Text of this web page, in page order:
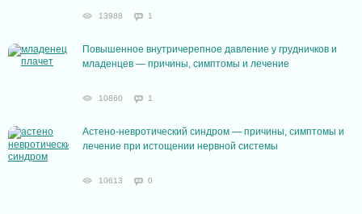
13988 1
Повышенное внутричерепное давление у грудничков и
младенцев — причины, симптомы и лечение
10860 1
Астено-невротический синдром — причины, симптомы и
лечение при истощении нервной системы
10613 0